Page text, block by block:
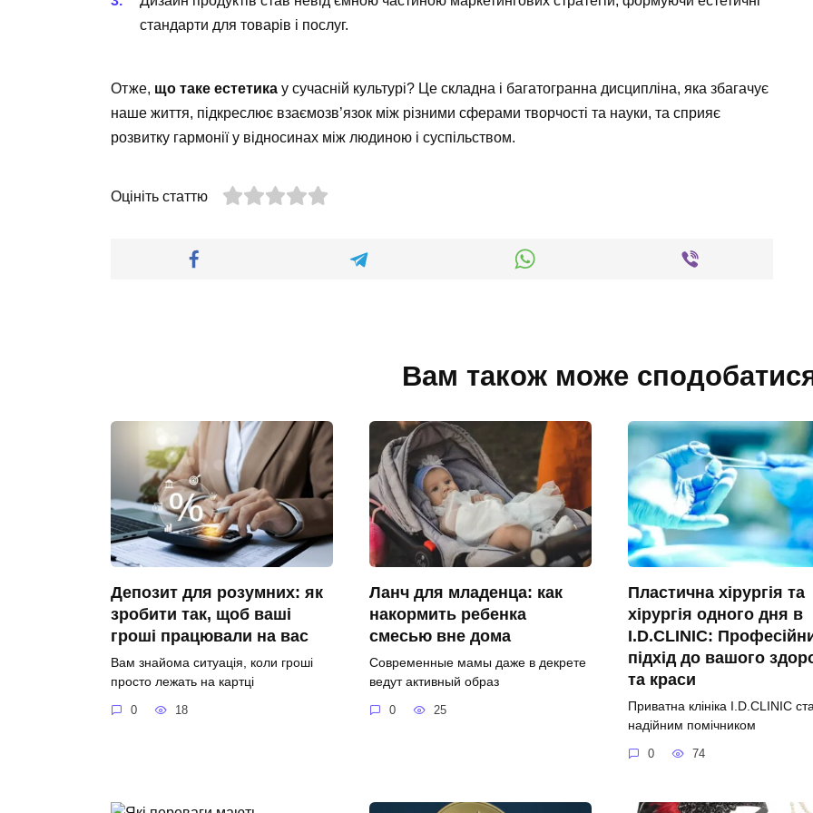
стандарти для товарів і послуг.
Отже, що таке естетика у сучасній культурі? Це складна і багатогранна дисципліна, яка збагачує
наше життя, підкреслює взаємозв’язок між різними сферами творчості та науки, та сприяє
розвитку гармонії у відносинах між людиною і суспільством.
Оцініть статтю
Вам також може
Депозит для розумних: як
зробити так, щоб ваші
гроші працювали на вас
Вам знайома ситуація, коли гроші
просто лежать на картці
0 18
Ланч для младенца: как
накормить ребенка
смесью вне дома
Современные мамы даже в декрете
ведут активный образ
0 25
Пластична хірургія та
хірургія одного дня в
I.D.CLINIC:
підхід до вашого
та краси
Приватна клініка I.D.CLINIC
надійним помічником
0 74